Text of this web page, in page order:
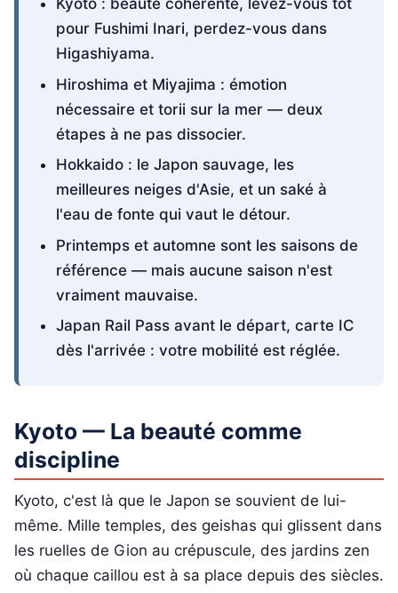
Kyoto : beauté cohérente, levez-vous tôt
pour Fushimi Inari, perdez-vous dans
Higashiyama.
Hiroshima et Miyajima : émotion
nécessaire et torii sur la mer — deux
étapes à ne pas dissocier.
Hokkaido : le Japon sauvage, les
meilleures neiges d'Asie, et un saké à
l'eau de fonte qui vaut le détour.
Printemps et automne sont les saisons de
référence — mais aucune saison n'est
vraiment mauvaise.
Japan Rail Pass avant le départ, carte IC
dès l'arrivée : votre mobilité est réglée.
Kyoto — La beauté comme
discipline
Kyoto, c'est là que le Japon se souvient de lui-
même. Mille temples, des geishas qui glissent dans
les ruelles de Gion au crépuscule, des jardins zen
où chaque caillou est à sa place depuis des siècles.